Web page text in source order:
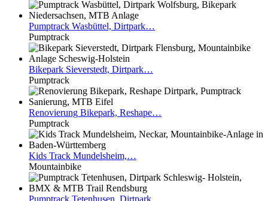
Pumptrack Wasbüttel, Dirtpark…
Pumptrack
Bikepark Sieverstedt, Dirtpark…
Pumptrack
Renovierung Bikepark, Reshape…
Pumptrack
Kids Track Mundelsheim,…
Mountainbike